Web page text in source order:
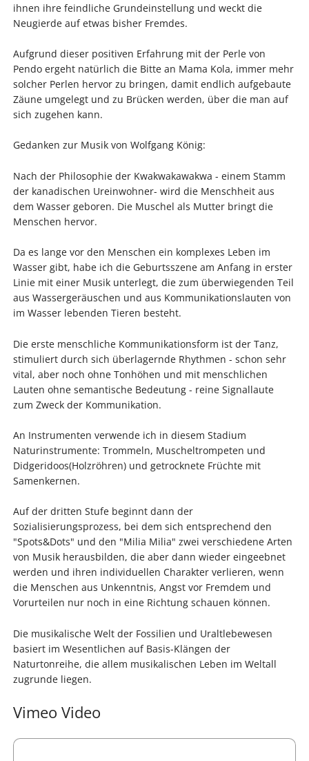
ihnen ihre feindliche Grundeinstellung und weckt die
Neugierde auf etwas bisher Fremdes.
Aufgrund dieser positiven Erfahrung mit der Perle von
Pendo ergeht natürlich die Bitte an Mama Kola, immer mehr
solcher Perlen hervor zu bringen, damit endlich aufgebaute
Zäune umgelegt und zu Brücken werden, über die man auf
sich zugehen kann.
Gedanken zur Musik von Wolfgang König:
Nach der Philosophie der Kwakwakawakwa - einem Stamm
der kanadischen Ureinwohner- wird die Menschheit aus
dem Wasser geboren. Die Muschel als Mutter bringt die
Menschen hervor.
Da es lange vor den Menschen ein komplexes Leben im
Wasser gibt, habe ich die Geburtsszene am Anfang in erster
Linie mit einer Musik unterlegt, die zum überwiegenden Teil
aus Wassergeräuschen und aus Kommunikationslauten von
im Wasser lebenden Tieren besteht.
Die erste menschliche Kommunikationsform ist der Tanz,
stimuliert durch sich überlagernde Rhythmen - schon sehr
vital, aber noch ohne Tonhöhen und mit menschlichen
Lauten ohne semantische Bedeutung - reine Signallaute
zum Zweck der Kommunikation.
An Instrumenten verwende ich in diesem Stadium
Naturinstrumente: Trommeln, Muscheltrompeten und
Didgeridoos(Holzröhren) und getrocknete Früchte mit
Samenkernen.
Auf der dritten Stufe beginnt dann der
Sozialisierungsprozess, bei dem sich entsprechend den
"Spots&Dots" und den "Milia Milia" zwei verschiedene Arten
von Musik herausbilden, die aber dann wieder eingeebnet
werden und ihren individuellen Charakter verlieren, wenn
die Menschen aus Unkenntnis, Angst vor Fremdem und
Vorurteilen nur noch in eine Richtung schauen können.
Die musikalische Welt der Fossilien und Uraltlebewesen
basiert im Wesentlichen auf Basis-Klängen der
Naturtonreihe, die allem musikalischen Leben im Weltall
zugrunde liegen.
Vimeo Video